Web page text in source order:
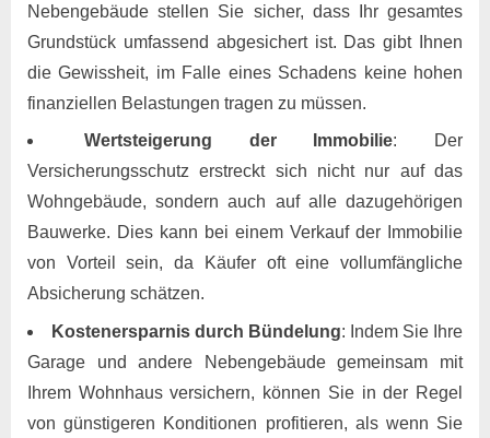
Nebengebäude stellen Sie sicher, dass Ihr gesamtes
Grundstück umfassend abgesichert ist. Das gibt Ihnen
die Gewissheit, im Falle eines Schadens keine hohen
finanziellen Belastungen tragen zu müssen.
Wertsteigerung der Immobilie: Der
Versicherungsschutz erstreckt sich nicht nur auf das
Wohngebäude, sondern auch auf alle dazugehörigen
Bauwerke. Dies kann bei einem Verkauf der Immobilie
von Vorteil sein, da Käufer oft eine vollumfängliche
Absicherung schätzen.
Kostenersparnis durch Bündelung: Indem Sie Ihre
Garage und andere Nebengebäude gemeinsam mit
Ihrem Wohnhaus versichern, können Sie in der Regel
von günstigeren Konditionen profitieren, als wenn Sie